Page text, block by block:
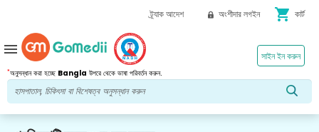
ট্র্যাক আদেশ অংশীদার লগইন shopping_cart কার্ট
*অনুসন্ধান করা হচ্ছে Bangla উপরে থেকে ভাষা পরিবর্তন করুন.
সাইন ইন করুন
menu